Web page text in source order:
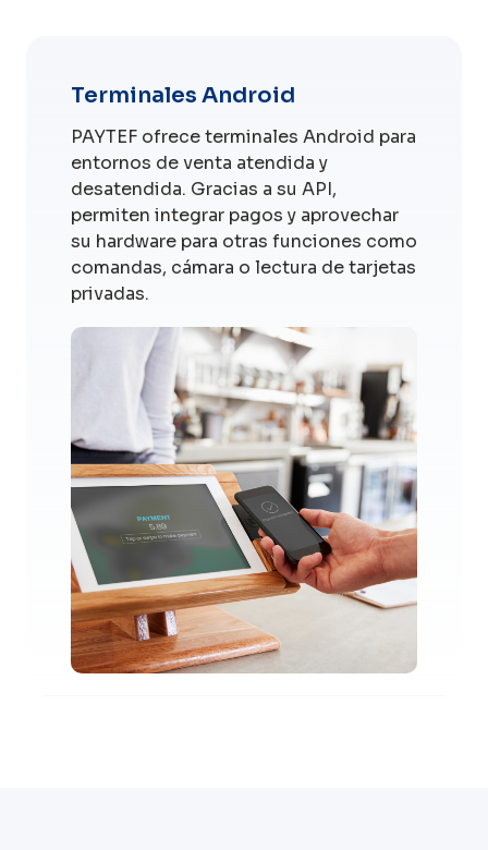
Terminales Android
PAYTEF ofrece terminales Android para
entornos de venta atendida y
desatendida. Gracias a su API,
permiten integrar pagos y aprovechar
su hardware para otras funciones como
comandas, cámara o lectura de tarjetas
privadas.